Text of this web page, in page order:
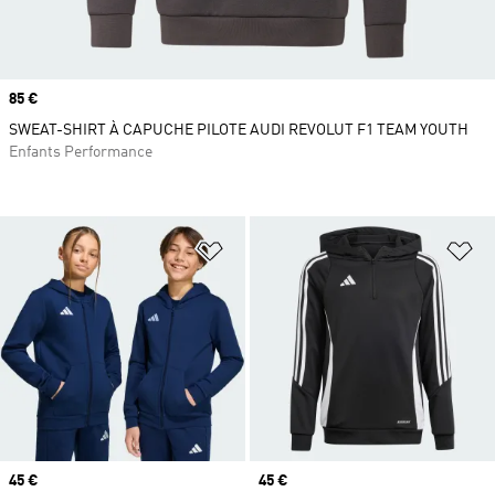
Ajouter à la Liste de produits
Prix
45 €
Prix
45 €
Prix
85 €
SWEAT-SHIRT À CAPUCHE PILOTE AUDI REVOLUT F1 TEAM YOUTH
Enfants Performance